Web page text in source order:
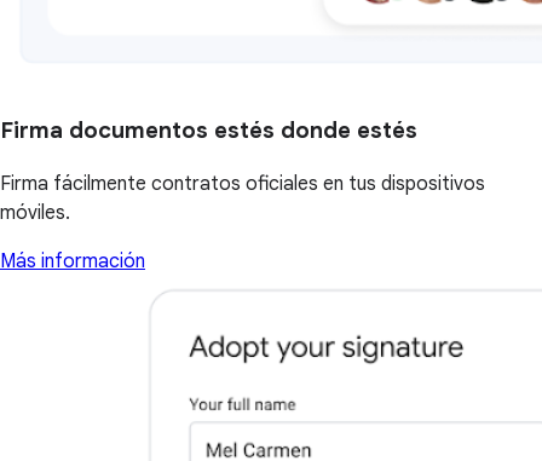
Firma documentos estés donde estés
Firma fácilmente contratos oficiales en tus dispositivos
móviles.
Más información